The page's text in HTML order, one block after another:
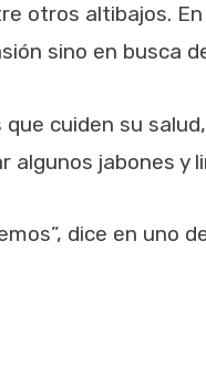
otros altibajos.
sino en busca
cuiden su
algunos jabones y
dice en uno